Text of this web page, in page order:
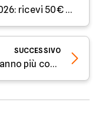
Carta Genius Pay a maggio 2026: ricevi 50€ e super bonus
SUCCESSIVO
Le carte di credito negli USA saranno più convenienti: ecco a partire da quando